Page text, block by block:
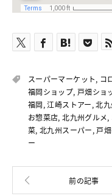
スーパーマーケット, コ
福岡ショップ, 戸畑ショ
福岡,江崎ストアー,北
お惣菜店,北九州グルメ,
菜,北九州スーパー,戸
ー